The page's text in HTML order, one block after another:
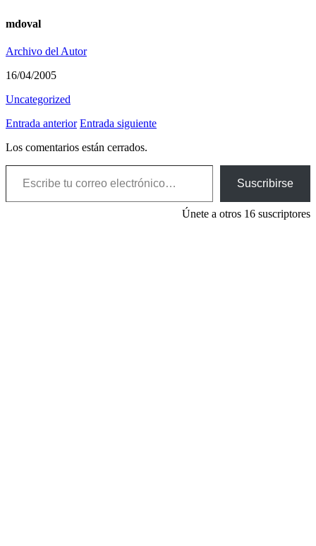
mdoval
Archivo del Autor
16/04/2005
Uncategorized
Entrada anterior Entrada siguiente
Los comentarios están cerrados.
Escribe tu correo electrónico…
Suscribirse
Únete a otros 16 suscriptores